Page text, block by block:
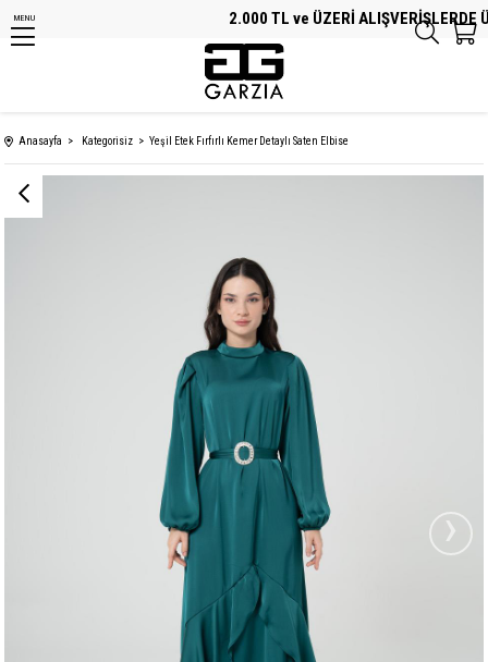
2.000 TL ve ÜZERİ ALIŞVERİŞLERDE
MENU
Anasayfa Kategorisiz Yeşil Etek Fırfırlı Kemer Detaylı Saten Elbise
›